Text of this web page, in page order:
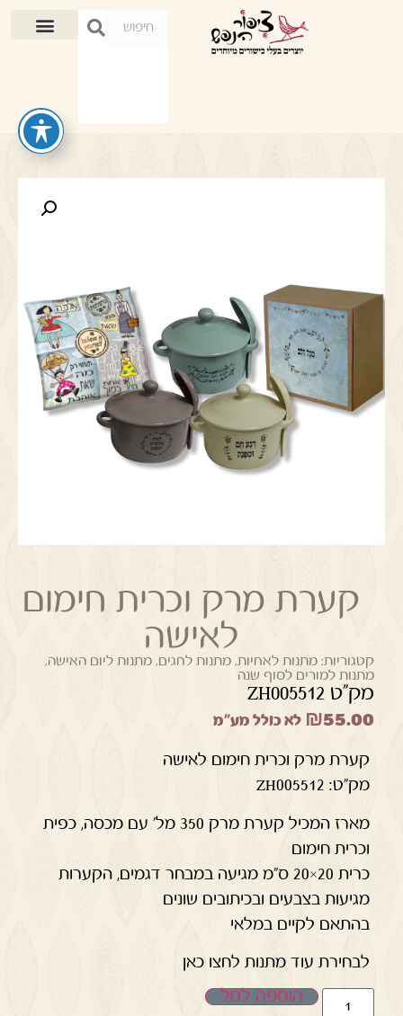
קערת מרק וכרית חימום
לאישה
קטגוריות: מתנות לאחיות,מתנות לחגים,מתנות ליום האישה,
מתנות למורים לסוף שנה
מק"ט ZH005512
₪55.00 לא כולל מע"מ
קערת מרק וכרית חימום לאישה
מק"ט: ZH005512
מארז המכיל קערת מרק 350 מל' עם מכסה, כפית
וכרית חימום
כרית 20×20 ס"מ מגיעה במבחר דגמים, הקערות
מגיעות בצבעים ובכיתובים שונים
בהתאם לקיים במלאי
לבחירת עוד מתנות לחצו כאן
הוספה לסל